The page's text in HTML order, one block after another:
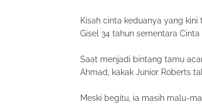
Kisah cinta keduanya yang
Gisel 34 tahun sementara
Saat menjadi bintang tamu
Ahmad, kakak Junior Roberts
Meski begitu, ia masih malu-